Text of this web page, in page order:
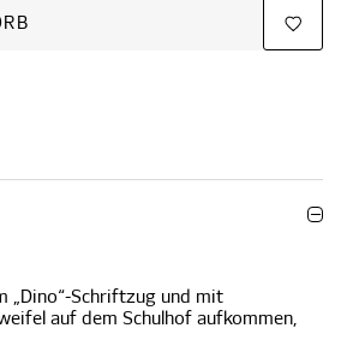
„Dino“-Schriftzug und mit
auf dem Schulhof aufkommen,